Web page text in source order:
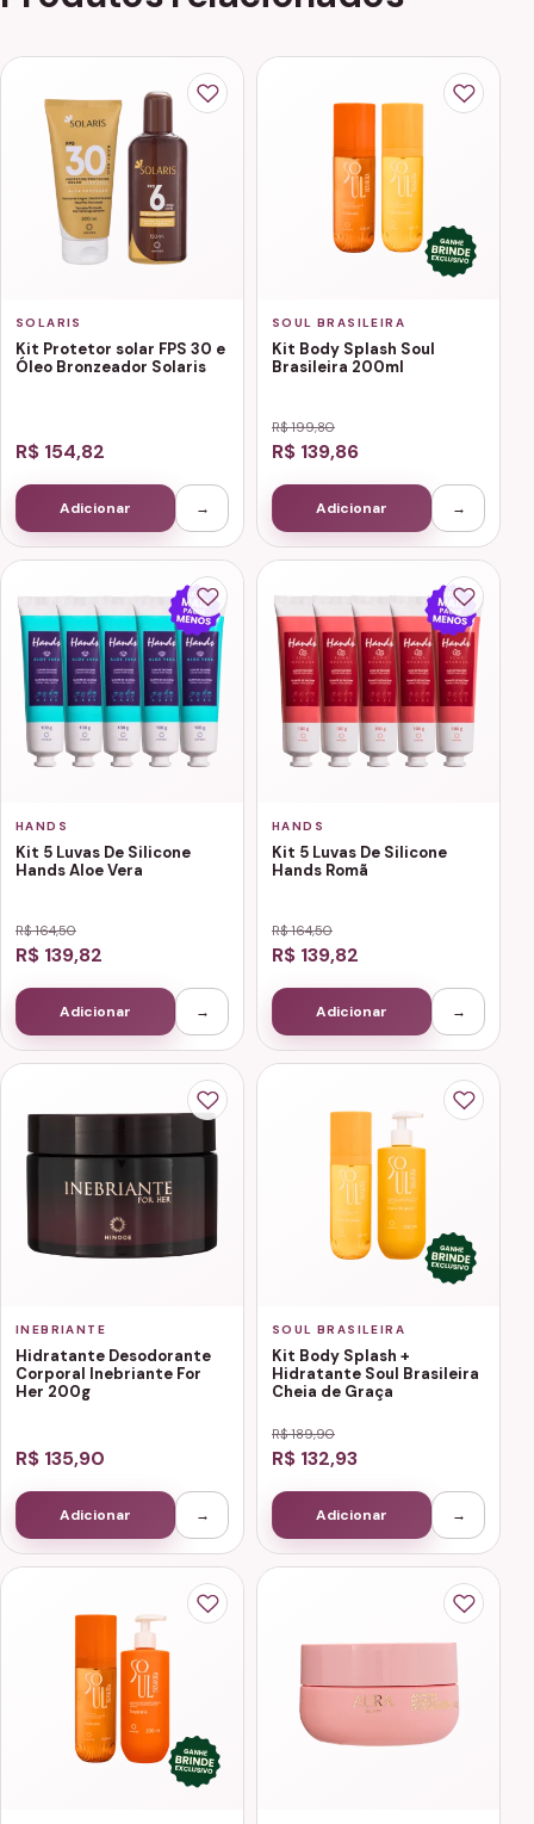
SOLARIS
Kit Protetor solar FPS 30 e
Óleo Bronzeador Solaris
R$ 154,82
Adicionar →
SOUL BRASILEIRA
Kit Body Splash Soul
Brasileira 200ml
R$ 199,80
R$ 139,86
Adicionar →
HANDS
Kit 5 Luvas De Silicone
Hands Aloe Vera
R$ 164,50
R$ 139,82
Adicionar →
HANDS
Kit 5 Luvas De Silicone
Hands Romã
R$ 164,50
R$ 139,82
Adicionar →
INEBRIANTE
Hidratante Desodorante
Corporal Inebriante For
Her 200g
R$ 135,90
Adicionar →
SOUL BRASILEIRA
Kit Body Splash +
Hidratante Soul Brasileira
Cheia de Graça
R$ 189,90
R$ 132,93
Adicionar →